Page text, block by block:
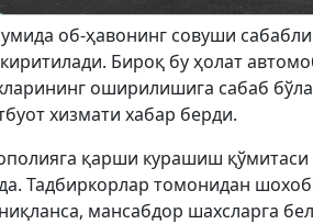
об-ҳавонинг совуши
Бироқ бу ҳолат
оширилишига сабаб
хизмати хабар берди.
қарши курашиш қўмитаси
Тадбиркорлар томонидан
мансабдор шахсларга